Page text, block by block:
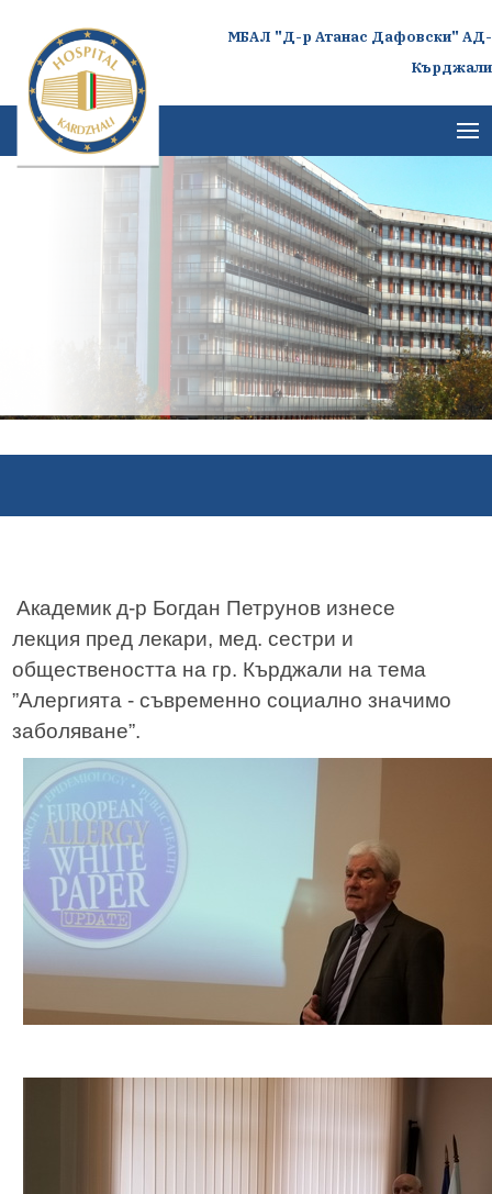
МБАЛ "Д-р Атанас Дафовски" АД-
Кърджали
Академик д-р Богдан Петрунов изнесе
лекция пред лекари, мед. сестри и
обществеността на гр. Кърджали на тема
”Алергията - съвременно социално значимо
заболяване”.